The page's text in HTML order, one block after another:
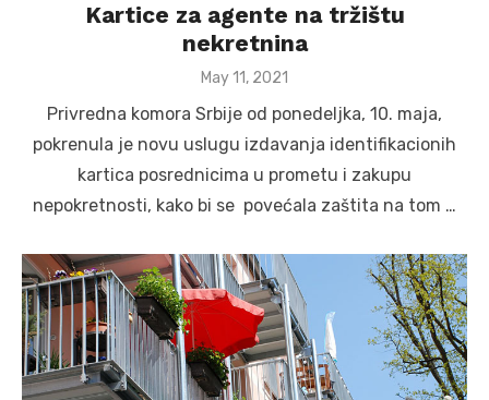
Kartice za agente na tržištu
nekretnina
Posted
May 11, 2021
Privredna komora Srbije od ponedeljka, 10. maja,
pokrenula je novu uslugu izdavanja identifikacionih
kartica posrednicima u prometu i zakupu
nepokretnosti, kako bi se povećala zaštita na tom …